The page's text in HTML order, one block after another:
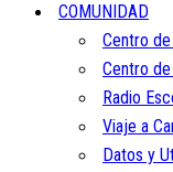
COMUNIDAD
Centro
Centro
Radio
Viaje a
Datos y